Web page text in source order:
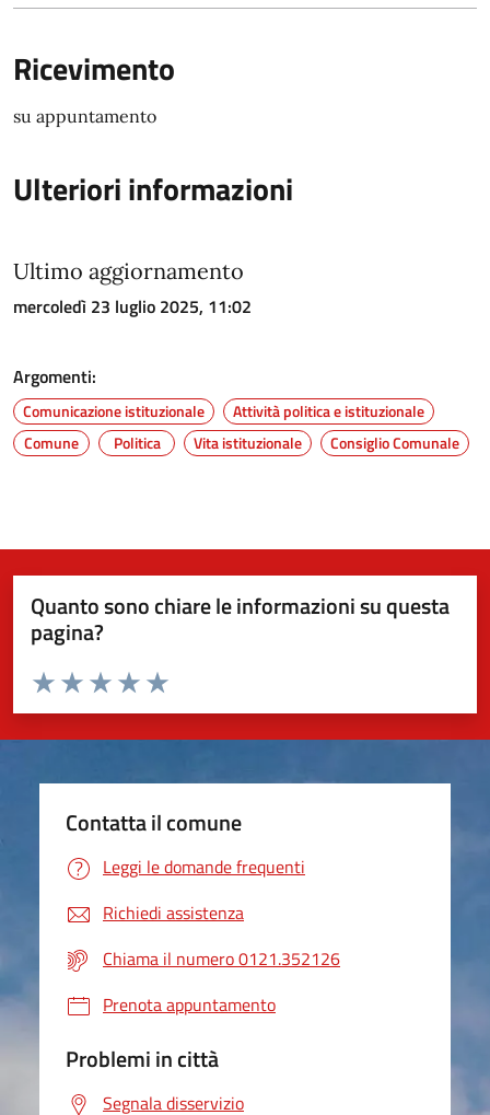
Ricevimento
su appuntamento
Ulteriori informazioni
Ultimo aggiornamento
mercoledì 23 luglio 2025, 11:02
Argomenti:
Comunicazione istituzionale
Attività politica e istituzionale
Comune
Politica Vita istituzionale Consiglio Comunale
Quanto sono chiare le informazioni su questa
pagina?
Valuta da 1 a 5 stelle la pagina
Valuta 5 stelle su 5
Valuta 4 stelle su 5
Valuta 3 stelle su 5
Valuta 2 stelle su 5
Valuta 1 stelle su 5
Contatta il comune
Leggi le domande frequenti
Richiedi assistenza
Chiama il numero 0121.352126
Prenota appuntamento
Problemi in città
Segnala disservizio